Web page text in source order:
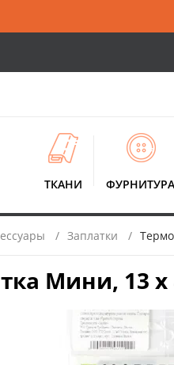
ТКАНИ ФУРНИТУРА
Заплатки
Мини, 13